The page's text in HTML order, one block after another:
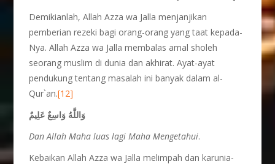
Demikianlah, Allah Azza wa Jalla menjanjikan
pemberian rezeki bagi orang-orang yang taat kepada-
Nya. Allah Azza wa Jalla membalas amal sholeh
seorang muslim di dunia dan akhirat. Ayat-ayat
pendukung tentang masalah ini banyak dalam al-
Qur`an.[12]
وَاللَّهُ وَاسِعٌ عَلِيمٌ
Dan Allah Maha luas lagi Maha Mengetahui.
Kebaikan Allah Azza wa Jalla melimpah dan karunia-